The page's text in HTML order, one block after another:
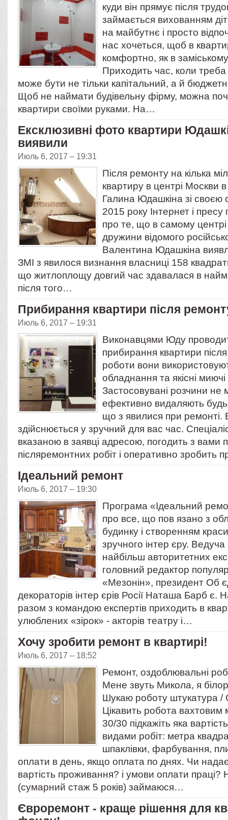
куди він прямує після
займається вихованням
на майбутнє і просто
нас хочеться, щоб в
комфортно, як в
Приходить час, коли
може бути не тільки капітальний, а й
Щоб не наймати будівельну фірму, можна
квартири своїми руками. На…
Ексклюзивні фото квартири
виявили
Июль 6, 2017 – 19:31
Після ремонту на кілька
квартиру в центрі Москви
Галина Юдашкіна зі своєю
2015 року Інтернет і пресу
про те, що в самому центрі
дружини відомого
Валентина Юдашкіна
ЗМІ з явилося визнання власниці 158
що житлоплощу довгий час здавалася в
після того…
Прибирання квартири після
Июль 6, 2017 – 19:31
Виконавцями Юду
прибирання квартири
роботи вони
обладнання та якісні
Застосовувані розчини не
ефективно видаляють
що з явилися при ремонті.
здійснюється у зручний для вас час.
вказаною в заявці адресою, погодить з вами
післяремонтних робіт і оперативно зробить
Ідеальний ремонт
Июль 6, 2017 – 19:30
Програма «Ідеальний
про все, що пов язано з
будинку і створенням
зручного інтер єру.
найбільш авторитетних
головний редактор
«Мезонін», президент Об
декораторів інтер єрів Росії Наташа Барб є.
разом з командою експертів приходить в
улюблених «зірок» - акторів театру і…
Хочу зробити ремонт в квартирі!
Июль 6, 2017 – 18:52
Ремонт, оздоблювальні
Мене звуть Микола, я
Шукаю роботу
Цікавить робота
30/30 підкажіть яка
видами робіт: метра
шпаклівки, фарбування,
оплати в день, якщо оплата по днях. Чи
вартість проживання? і умови оплати
(сумарний стаж 5 років) займаюся…
Євроремонт - краще рішення для